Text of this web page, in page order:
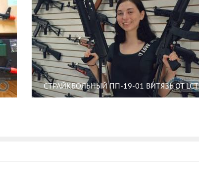
СТРАЙКБОЛЬНЫЙ ПП-19-01 ВИТЯЗЬ ОТ LCT